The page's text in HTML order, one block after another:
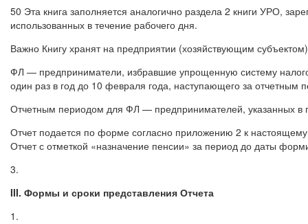
50 Эта книга заполняется аналогично раздела 2 книги УРО,
использованных в течение рабочего дня.
Важно Книгу хранят на предприятии (хозяйствующим
ФЛ — предприниматели, избравшие упрощенную систему
один раз в год до 10 февраля года, наступающего за отчетным
Отчетным периодом для ФЛ — предпринимателей, указанных в
Отчет подается по форме согласно приложению 2 к
Отчет с отметкой «назначение пенсии» за период до даты
3.
III. Формы и сроки представления Отчета
1.